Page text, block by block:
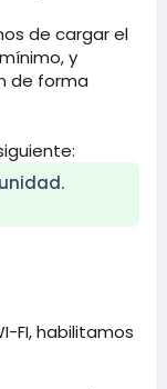
de cargar el
y
de forma
FI, habilitamos